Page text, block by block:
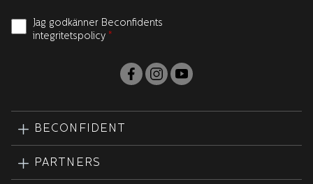
Jag godkänner Beconfidents
integritetspolicy *
BECONFIDENT
PARTNERS